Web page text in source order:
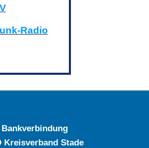
Radio
Bankverbindung
Kreisverband Stade